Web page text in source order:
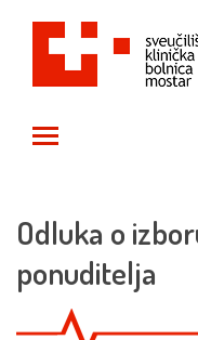
Odluka o
ponuditelja